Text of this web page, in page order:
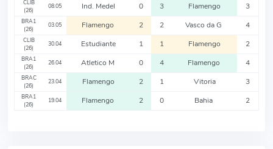
CLIB
(26)
08.05 Ind. Medel 0 3 Flamengo 3
BRA1
(26)
03.05 Flamengo 2 2 Vasco da G 4
CLIB
(26)
30.04 Estudiante 1 1 Flamengo 2
BRA1
(26)
26.04 Atletico M 0 4 Flamengo 4
BRAC
(26)
23.04 Flamengo 2 1 Vitoria 3
BRA1
(26)
19.04 Flamengo 2 0 Bahia 2